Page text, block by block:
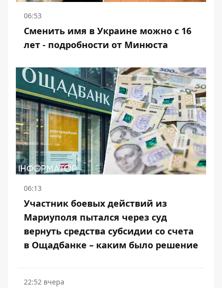
06:53
Сменить имя в Украине можно с 16
лет - подробности от Минюста
06:13
Участник боевых действий из
Мариуполя пытался через суд
вернуть средства субсидии со счета
в Ощадбанке – каким было решение
22:52 вчера